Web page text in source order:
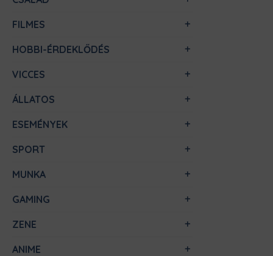
FILMES
HOBBI-ÉRDEKLŐDÉS
VICCES
ÁLLATOS
ESEMÉNYEK
SPORT
MUNKA
GAMING
ZENE
ANIME